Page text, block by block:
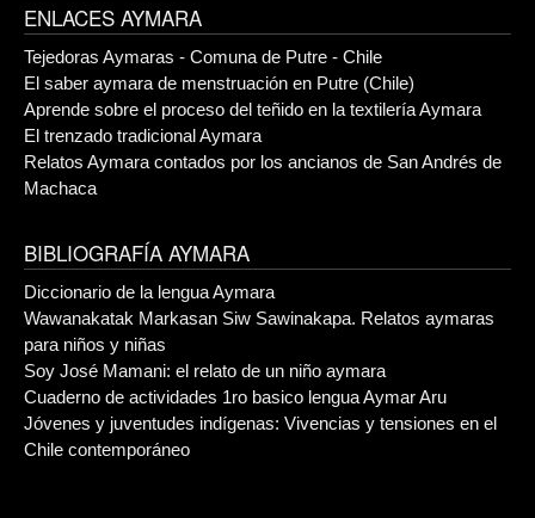
ENLACES AYMARA
Tejedoras Aymaras - Comuna de Putre - Chile
El saber aymara de menstruación en Putre (Chile)
Aprende sobre el proceso del teñido en la textilería Aymara
El trenzado tradicional Aymara
Relatos Aymara contados por los ancianos de San Andrés de
Machaca
BIBLIOGRAFÍA AYMARA
Diccionario de la lengua Aymara
Wawanakatak Markasan Siw Sawinakapa. Relatos aymaras
para niños y niñas
Soy José Mamani: el relato de un niño aymara
Cuaderno de actividades 1ro basico lengua Aymar Aru
Jóvenes y juventudes indígenas: Vivencias y tensiones en el
Chile contemporáneo